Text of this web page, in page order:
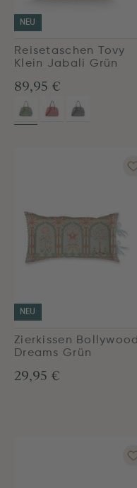
NEU
Reisetaschen Tovy
Klein Jabali Grün
89,95 €
NEU
Zierkissen Bollywood
Dreams Grün
29,95 €